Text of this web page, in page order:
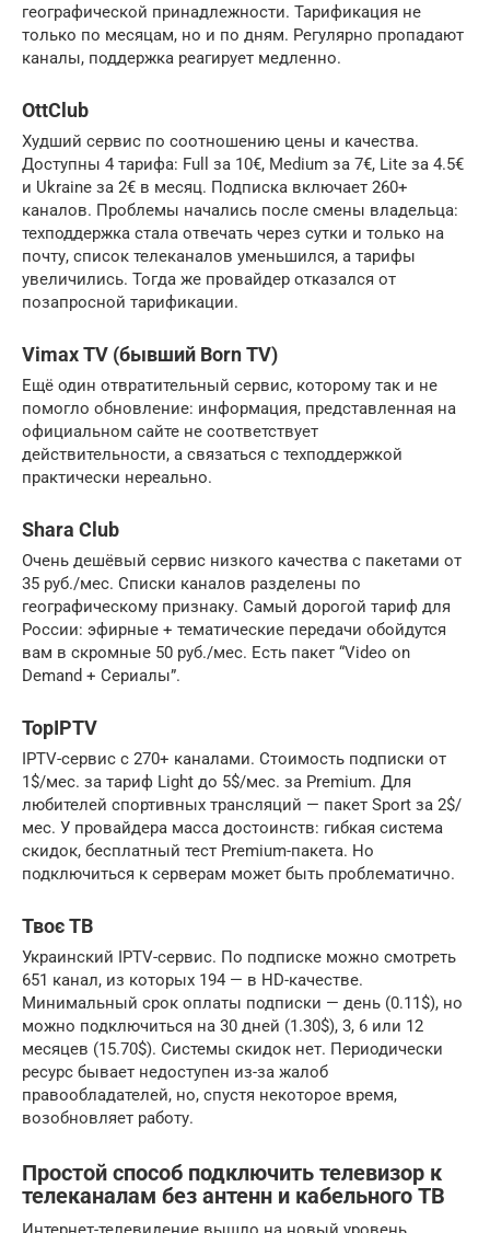
географической принадлежности. Тарификация не
только по месяцам, но и по дням. Регулярно пропадают
каналы, поддержка реагирует медленно.
OttClub
Худший сервис по соотношению цены и качества.
Доступны 4 тарифа: Full за 10€, Medium за 7€, Lite за 4.5€
и Ukraine за 2€ в месяц. Подписка включает 260+
каналов. Проблемы начались после смены владельца:
техподдержка стала отвечать через сутки и только на
почту, список телеканалов уменьшился, а тарифы
увеличились. Тогда же провайдер отказался от
позапросной тарификации.
Vimax TV (бывший Born TV)
Ещё один отвратительный сервис, которому так и не
помогло обновление: информация, представленная на
официальном сайте не соответствует
действительности, а связаться с техподдержкой
практически нереально.
Shara Club
Очень дешёвый сервис низкого качества с пакетами от
35 руб./мес. Списки каналов разделены по
географическому признаку. Самый дорогой тариф для
России: эфирные + тематические передачи обойдутся
вам в скромные 50 руб./мес. Есть пакет “Video on
Demand + Сериалы”.
TopIPTV
IPTV-сервис с 270+ каналами. Стоимость подписки от
1$/мес. за тариф Light до 5$/мес. за Premium. Для
любителей спортивных трансляций — пакет Sport за 2$/
мес. У провайдера масса достоинств: гибкая система
скидок, бесплатный тест Premium-пакета. Но
подключиться к серверам может быть проблематично.
Твоє ТВ
Украинский IPTV-сервис. По подписке можно смотреть
651 канал, из которых 194 — в HD-качестве.
Минимальный срок оплаты подписки — день (0.11$), но
можно подключиться на 30 дней (1.30$), 3, 6 или 12
месяцев (15.70$). Системы скидок нет. Периодически
ресурс бывает недоступен из-за жалоб
правообладателей, но, спустя некоторое время,
возобновляет работу.
Простой способ подключить телевизор к
телеканалам без антенн и кабельного ТВ